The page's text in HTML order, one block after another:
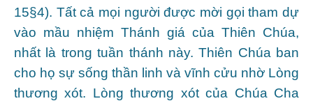
15§4). Tất cả mọi người được mời gọi tham dự
vào mầu nhiệm Thánh giá của Thiên Chúa,
nhất là trong tuần thánh này. Thiên Chúa ban
cho họ sự sống thần linh và vĩnh cửu nhờ Lòng
thương xót. Lòng thương xót của Chúa Cha